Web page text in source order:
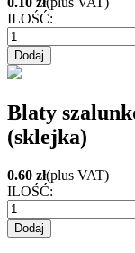
ILOŚĆ:
Blaty
(sklejka)
0.60 zł(plus VAT)
ILOŚĆ: